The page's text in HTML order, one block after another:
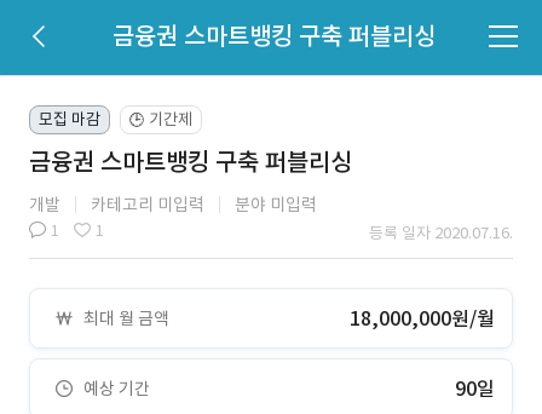
금융권 스마트뱅킹 구축 퍼블리싱
모집 마감 🕒 기간제
금융권 스마트뱅킹 구축 퍼블리싱
개발 카테고리 미입력 분야 미입력
1 1 등록 일자 2020.07.16.
최대 월 금액 18,000,000원/월
예상 기간 90일